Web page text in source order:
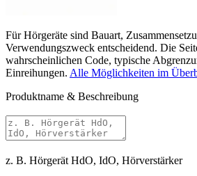
Für Hörgeräte sind Bauart,
Verwendungszweck entscheidend. Die
wahrscheinlichen Code, typische
Einreihungen. Alle Möglichkeiten im
Produktname & Beschreibung
z. B. Hörgerät HdO, IdO, Hörverstärker